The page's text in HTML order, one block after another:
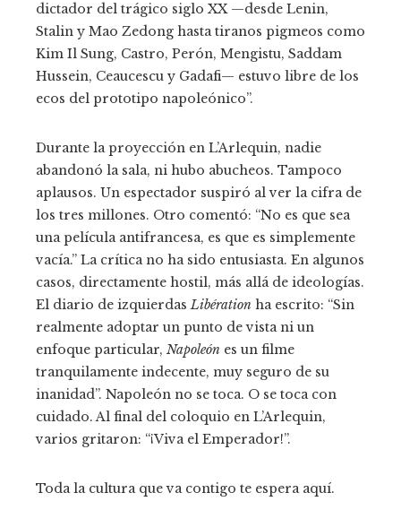
dictador del trágico siglo XX —desde Lenin,
Stalin y Mao Zedong hasta tiranos pigmeos como
Kim Il Sung, Castro, Perón, Mengistu, Saddam
Hussein, Ceaucescu y Gadafi— estuvo libre de los
ecos del prototipo napoleónico”.
Durante la proyección en L’Arlequin, nadie
abandonó la sala, ni hubo abucheos. Tampoco
aplausos. Un espectador suspiró al ver la cifra de
los tres millones. Otro comentó: “No es que sea
una película antifrancesa, es que es simplemente
vacía.” La crítica no ha sido entusiasta. En algunos
casos, directamente hostil, más allá de ideologías.
El diario de izquierdasLibération ha escrito: “Sin
realmente adoptar un punto de vista ni un
enfoque particular, Napoleón es un filme
tranquilamente indecente, muy seguro de su
inanidad”. Napoleón no se toca. O se toca con
cuidado. Al final del coloquio en L’Arlequin,
varios gritaron: “¡Viva el Emperador!”.
Toda la cultura que va contigo te espera aquí.